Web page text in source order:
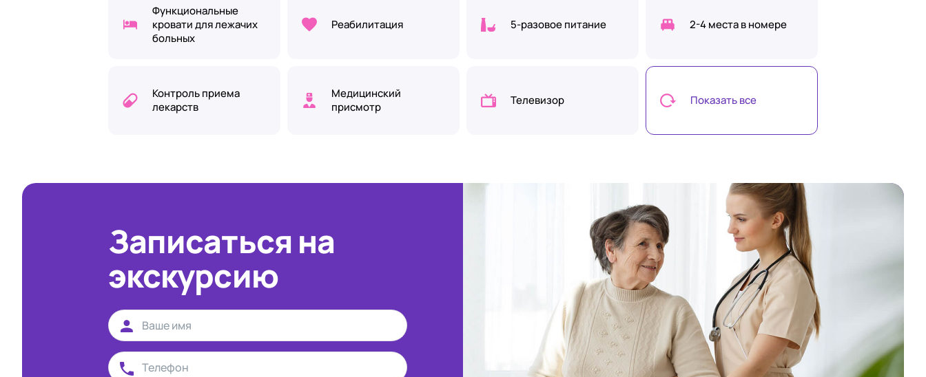
Функциональные
кровати для лежачих
больных
Реабилитация 5-разовое питание 2-4 места в номере
Контроль приема
лекарств
Медицинский
присмотр
Телевизор Показать все
Записаться на
экскурсию